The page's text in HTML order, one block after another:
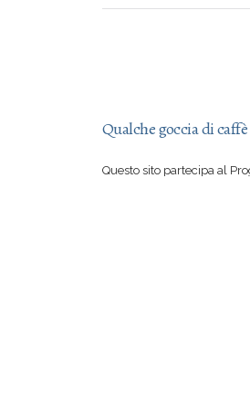
Qualche goccia di caffè
Questo sito partecipa al